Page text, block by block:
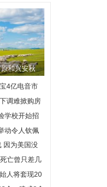
和兴安秋
4亿电音市
调难掀购房
学校开始招
动令人钦佩
因为美国没
亡曾只差几
人将套现20